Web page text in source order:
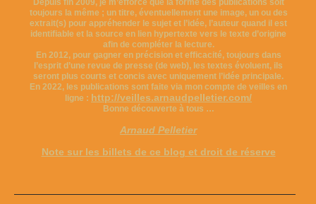
Depuis fin 2009, je m’efforce que la forme des publications soit
toujours la même ; un titre, éventuellement une image, un ou des
extrait(s) pour appréhender le sujet et l’idée, l’auteur quand il est
identifiable et la source en lien hypertexte vers le texte d’origine
afin de compléter la lecture.
En 2012, pour gagner en précision et efficacité, toujours dans
l’esprit d’une revue de presse (de web), les textes évoluent, ils
seront plus courts et concis avec uniquement l’idée principale.
En 2022, les publications sont faite via mon compte de veilles en
ligne : http://veilles.arnaudpelletier.com/
Bonne découverte à tous …
Arnaud Pelletier
Note sur les billets de ce blog et droit de réserve